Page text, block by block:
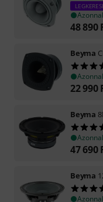
48 890
Beyma
22 990
Beyma
47 690
Beyma